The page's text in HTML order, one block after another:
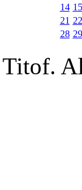
14 15
21 22
28 29